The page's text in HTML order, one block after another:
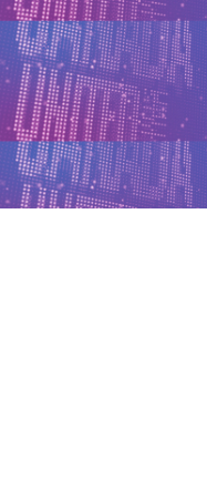
Обновлено: 6 марта